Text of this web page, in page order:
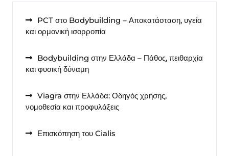
PCT στο Bodybuilding – Αποκατάσταση, υγεία
και ορμονική ισορροπία
Bodybuilding στην Ελλάδα – Πάθος, πειθαρχία
και φυσική δύναμη
Viagra στην Ελλάδα: Οδηγός χρήσης,
νομοθεσία και προφυλάξεις
Επισκόπηση του Cialis